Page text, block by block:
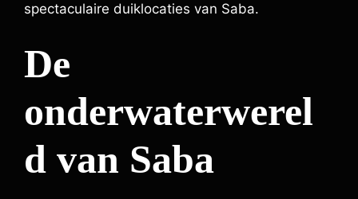
spectaculaire duiklocaties van Saba.
De
onderwaterwerel
d van Saba